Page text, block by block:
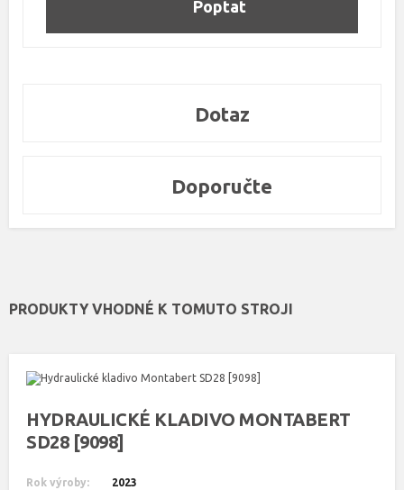
Poptat
Dotaz
Doporučte
PRODUKTY VHODNÉ K TOMUTO STROJI
HYDRAULICKÉ KLADIVO MONTABERT
SD28 [9098]
Rok výroby: 2023